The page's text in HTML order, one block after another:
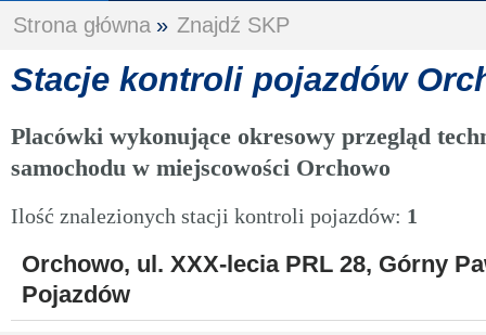
Strona główna » Znajdź SKP
Stacje kontroli pojazdów
Placówki wykonujące okresowy przegląd
samochodu w miejscowości Orchowo
Ilość znalezionych stacji kontroli pojazdów: 1
Orchowo, ul. XXX-lecia PRL 28, Górny
Pojazdów